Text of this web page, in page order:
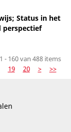
Status in het
perspectief
- 160 van 488 items
19 20 > >>